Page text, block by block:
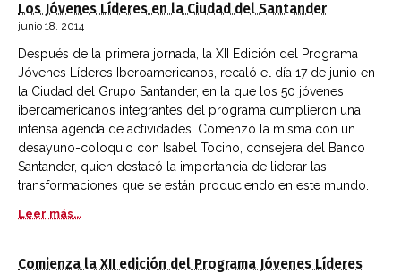
Los Jóvenes Líderes en la Ciudad del Santander
junio 18, 2014
Después de la primera jornada, la XII Edición del Programa
Jóvenes Líderes Iberoamericanos, recaló el día 17 de junio en
la Ciudad del Grupo Santander, en la que los 50 jóvenes
iberoamericanos integrantes del programa cumplieron una
intensa agenda de actividades. Comenzó la misma con un
desayuno-coloquio con Isabel Tocino, consejera del Banco
Santander, quien destacó la importancia de liderar las
transformaciones que se están produciendo en este mundo.
Leer más...
Comienza la XII edición del Programa Jóvenes Líderes